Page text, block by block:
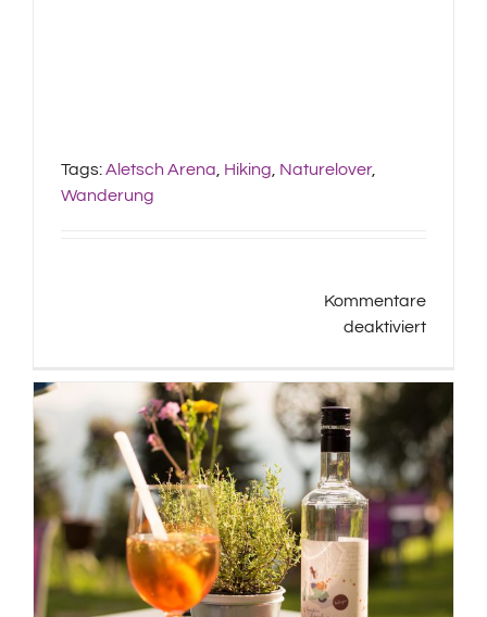
Tags:Aletsch Arena, Hiking, Naturelover,
Wanderung
Kommentare
deaktiviertfür